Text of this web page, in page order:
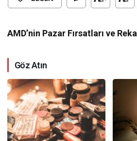
AMD’nin Pazar Fırsatları ve
Göz Atın